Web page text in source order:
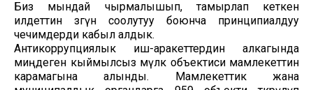
Биз мындай чырмалышып, тамырлап кеткен
илдеттин өзөгүн соолутуу боюнча принципиалдуу
чечимдерди кабыл алдык.
Антикоррупциялык иш-аракеттердин алкагында
миңдеген кыймылсыз мүлк объектиси мамлекеттин
карамагына алынды. Мамлекеттик жана